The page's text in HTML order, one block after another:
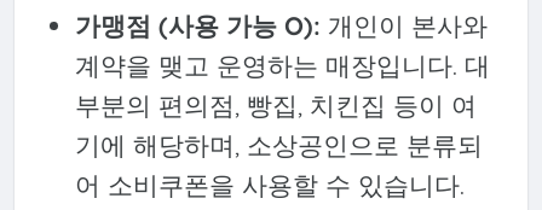
가맹점 (사용 가능 O): 개인이 본사와
계약을 맺고 운영하는 매장입니다. 대
부분의 편의점, 빵집, 치킨집 등이 여
기에 해당하며, 소상공인으로 분류되
어 소비쿠폰을 사용할 수 있습니다.